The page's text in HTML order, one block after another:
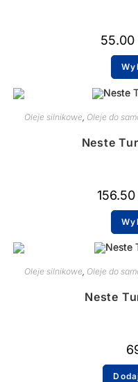
55.00
Oleje silnikowe Oleje do
Neste
156.50
Oleje silnikowe, Oleje do
Neste